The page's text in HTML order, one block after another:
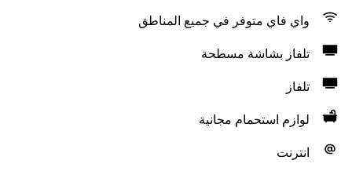
واي فاي متوفر في جميع المناطق
تلفاز بشاشة مسطحة
تلفاز
لوازم استحمام مجانية
انترنت